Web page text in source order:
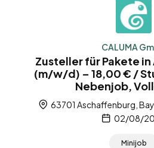
CALUMA
Zusteller für Pakete
(m/w/d) – 18,00 € /
Nebenjob,
63701 Aschaffenburg,
02/08/
Minijob